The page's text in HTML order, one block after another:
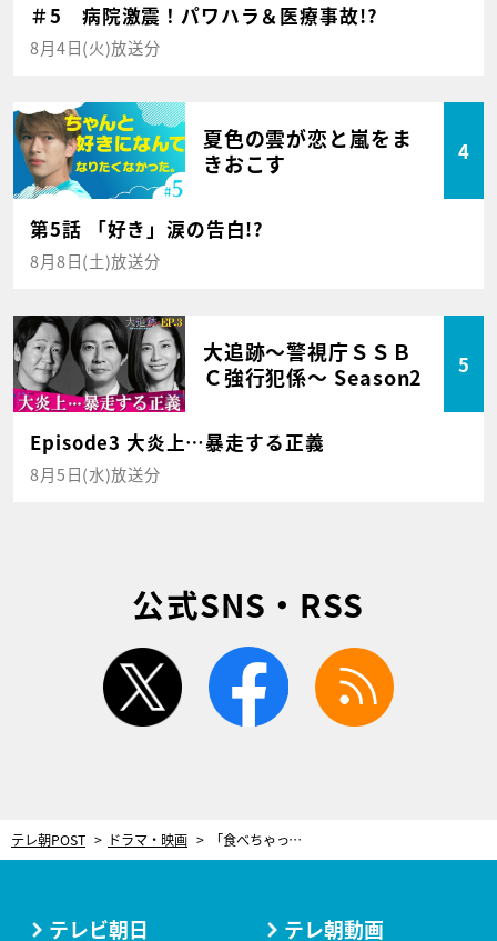
＃5 病院激震！パワハラ＆医療事故!?
8月4日(火)放送分
夏色の雲が恋と嵐をま
きおこす
4
第5話 「好き」涙の告白!?
8月8日(土)放送分
大追跡～警視庁ＳＳＢ
Ｃ強行犯係～ Season2
5
Episode3 大炎上…暴走する正義
8月5日(水)放送分
公式SNS・RSS
twitter facebook
テレ朝POST ドラマ・映画 「食べちゃってください」“バリキャリ女子”谷まりあが妖しい接近！ホテルシーンからの急展開にスタジオ大盛り上がり＜僕のあざとい元カノ＞
テレビ朝日 テレ朝動画